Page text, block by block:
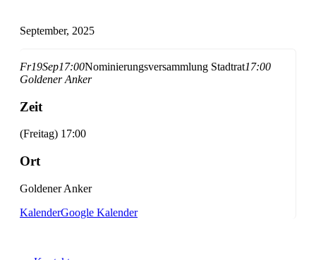
September, 2025
Fr19Sep17:00Nominierungsversammlung Stadtrat17:00
Goldener Anker
Zeit
(Freitag) 17:00
Ort
Goldener Anker
KalenderGoogle Kalender